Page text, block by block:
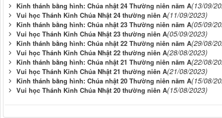
Kinh thánh bằng hình: Chúa nhật 24 Thường niên năm A(13/09/
Vui học Thánh Kinh Chúa Nhật 24 thường niên A(11/09/2023)
Kinh thánh bằng hình: Chúa nhật 23 Thường niên năm A(05/09/
Vui học Thánh Kinh Chúa Nhật 23 thường niên A(05/09/2023)
Kinh thánh bằng hình: Chúa nhật 22 Thường niên năm A(29/08/
Vui học Thánh Kinh Chúa Nhật 22 thường niên A(28/08/2023)
Kinh thánh bằng hình: Chúa nhật 21 Thường niên năm A(22/08/
Vui học Thánh Kinh Chúa Nhật 21 thường niên A(21/08/2023)
Kinh thánh bằng hình: Chúa nhật 20 Thường niên năm A(15/08/
Vui học Thánh Kinh Chúa Nhật 20 thường niên A(15/08/2023)